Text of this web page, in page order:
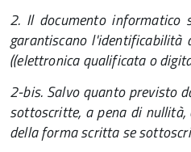
2. Il documento informatico
garantiscano l'identificabilità
((elettronica qualificata o
2-bis. Salvo quanto previsto
sottoscritte, a pena di
della forma scritta se